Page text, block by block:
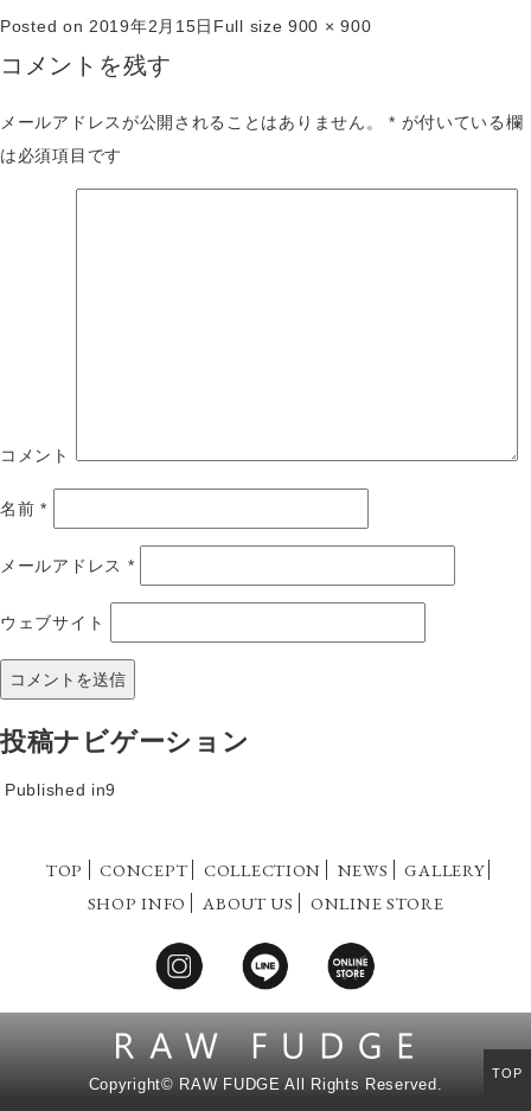
Posted on 2019年2月15日 Full size900 × 900
コメントを残す
メールアドレスが公開されることはありません。 * が付いている欄
は必須項目です
コメント
名前*
メールアドレス *
ウェブサイト
投稿ナビゲーション
Published in9
TOP CONCEPT COLLECTION NEWS
GALLERY
SHOP INFO
ABOUT US ONLINE STORE
Copyright© RAW FUDGE All Rights Reserved.
TOP